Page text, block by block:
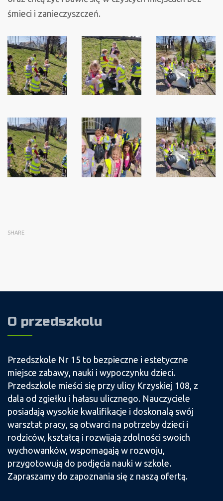
śmieci i zanieczyszczeń.
SHARE
O przedszkolu
Przedszkole Nr 15 to bezpieczne i estetyczne
miejsce zabawy, nauki i wypoczynku dzieci.
Przedszkole mieści się przy ulicy Krzyskiej 108, z
dala od zgiełku i hałasu ulicznego. Nauczyciele
posiadają wysokie kwalifikacje i doskonalą swój
warsztat pracy, są otwarci na potrzeby dzieci i
rodziców, kształcą i rozwijają zdolności swoich
wychowanków, wspomagają w rozwoju,
przygotowują do podjęcia nauki w szkole.
Zapraszamy do zapoznania się z naszą ofertą.